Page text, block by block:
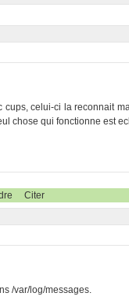
celui-ci la reconnait
chose qui fonctionne est
Citer
/var/log/messages.